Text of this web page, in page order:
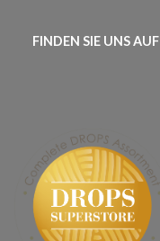
FINDEN SIE UNS AUF